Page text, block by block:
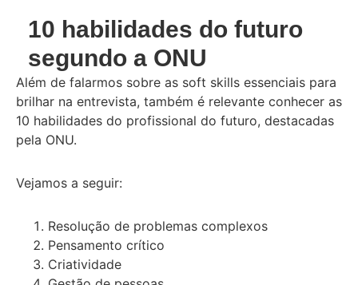
10 habilidades do futuro
segundo a ONU
Além de falarmos sobre as soft skills essenciais para
brilhar na entrevista, também é relevante conhecer as
10 habilidades do profissional do futuro, destacadas
pela ONU.
Vejamos a seguir:
Resolução de problemas complexos
Pensamento crítico
Criatividade